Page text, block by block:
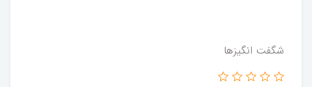
شگفت انگيزها